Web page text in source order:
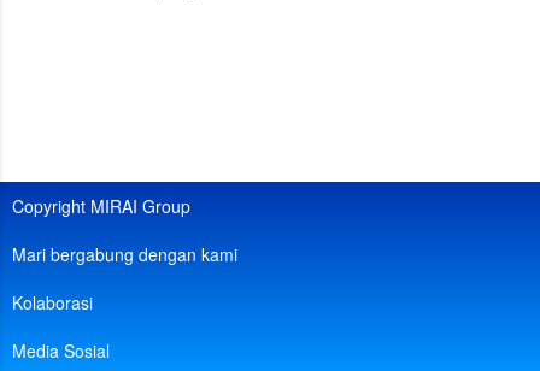
Copyright MIRAI Group
Mari bergabung dengan kami
Kolaborasi
Media Sosial